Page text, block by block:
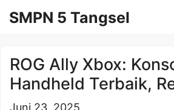
keSMPN 5 Tangsel
ROG Ally Xbox:
Handheld Terbaik,
Juni 23, 2025